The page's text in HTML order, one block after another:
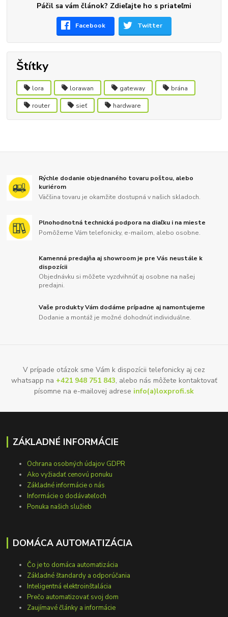
Páčil sa vám článok? Zdieľajte ho s priateľmi
Facebook Twitter
Štítky
lora lorawan gateway brána
router sieť hardware
Rýchle dodanie objednaného tovaru poštou, alebo
kuriérom
Väčšina tovaru je okamžite dostupná v našich skladoch.
Plnohodnotná technická podpora na diaľku i na mieste
Pomôžeme Vám telefonicky, e-mailom, alebo osobne.
Kamenná predajňa aj showroom je pre Vás neustále k
dispozícii
Objednávku si môžete vyzdvihnúť aj osobne na našej
predajni.
Vaše produkty Vám dodáme prípadne aj namontujeme
Dodanie a montáž je možné dohodnúť individuálne.
V prípade otázok sme Vám k dispozícii telefonicky aj cez
whatsapp na +421 948 751 843, alebo nás môžete kontaktovať
písomne na e-mailovej adrese info(a)loxprofi.sk
ZÁKLADNÉ INFORMÁCIE
Ochrana osobných údajov GDPR
Ako vyžiadať cenovú ponuku
Základné informácie o nás
Informácie o dodávateľoch
Ponuka našich služieb
DOMÁCA AUTOMATIZÁCIA
Čo je to domáca automatizácia
Základné štandardy a odporúčania
Inteligentná elektroinštalácia
Prečo automatizovať svoj dom
Zaujímavé články a informácie